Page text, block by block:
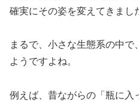
確実にその姿を変えてきまし
まるで、小さな生態系の中
ようですよね。
例えば、昔ながらの「瓶に入